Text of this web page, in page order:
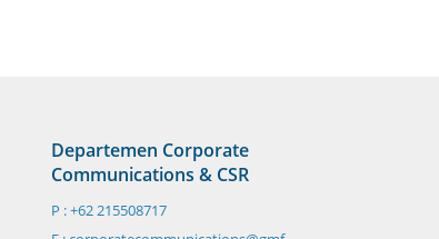
Departemen Corporate
Communications & CSR
P : +62 215508717